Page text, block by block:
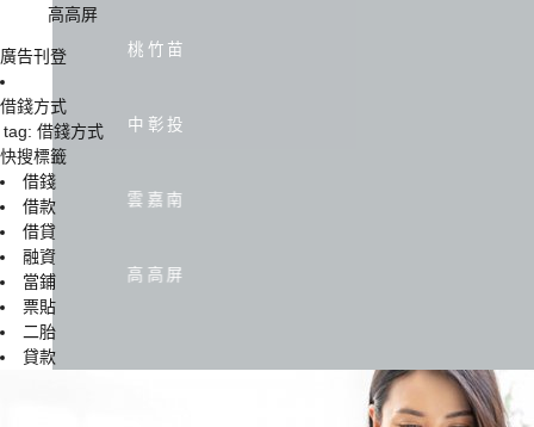
桃竹苗
中彰投
雲嘉南
高高屏
高高屏
廣告刊登
借錢方式
tag: 借錢方式
快搜標籤
借錢
借款
借貸
融資
當鋪
票貼
二胎
貸款